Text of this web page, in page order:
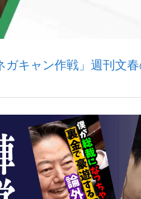
ン選手が証言した“NPB聞...
キャン作戦」週刊文